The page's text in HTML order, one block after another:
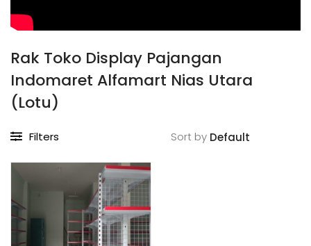
Rak Toko Display Pajangan
Indomaret Alfamart Nias Utara
(Lotu)
Filters Sort by